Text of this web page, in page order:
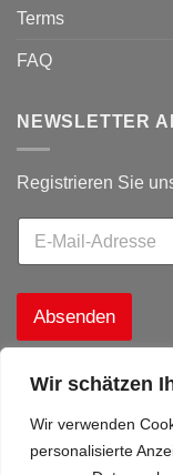
Wir schätzen
Wir verwenden
personalisierte
Terms
FAQ
NEWSLETTER
Registrieren Sie
Absenden